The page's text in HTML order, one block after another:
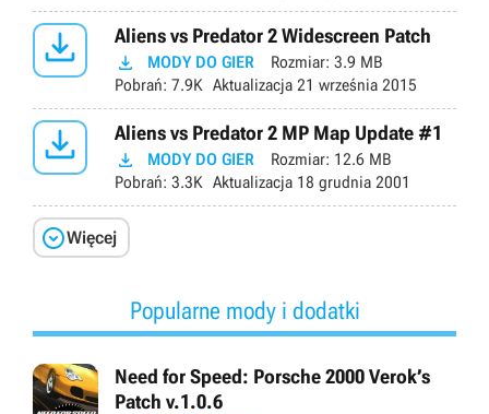
 Aliens vs Predator 2 Widescreen Patch
 MODY DO GIER Rozmiar: 3.9 MB
Pobrań: 7.9K Aktualizacja 21 września 2015
 Aliens vs Predator 2 MP Map Update #1
 MODY DO GIER Rozmiar: 12.6 MB
Pobrań: 3.3K Aktualizacja 18 grudnia 2001
Więcej
Popularne mody i dodatki
Need for Speed: Porsche 2000 Verok’s
Patch v.1.0.6